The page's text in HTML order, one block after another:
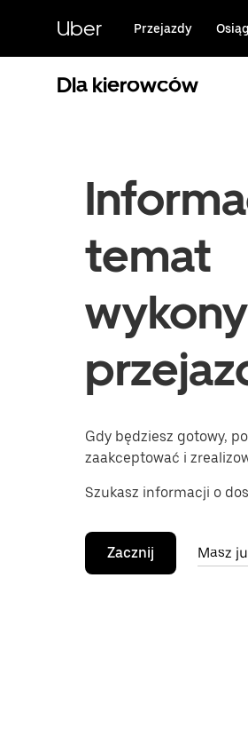
zawartości
Uber Przejazdy
Dla kierowców
temat
Gdy będziesz gotowy,
zaakceptować i
Szukasz informacji o
Zacznij Masz